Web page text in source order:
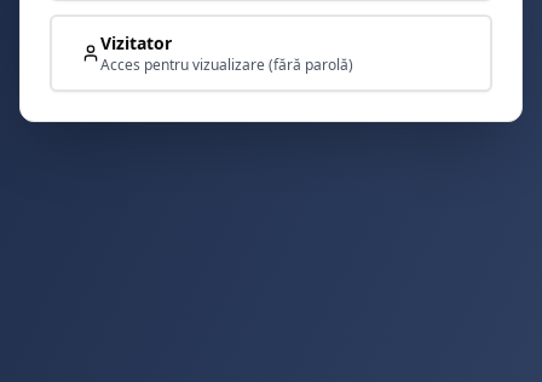
Vizitator
Acces pentru vizualizare (fără parolă)